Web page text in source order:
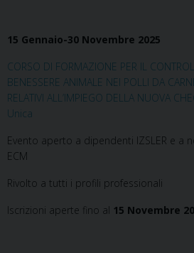
15 Gennaio-30 Novembre 2025
CORSO DI FORMAZIONE PER IL
BENESSERE ANIMALE NEI POLLI DA
RELATIVI ALL’IMPIEGO DELLA NUOVA
Unica
Evento aperto a dipendenti IZSLER e a
ECM
Rivolto a tutti i profili professionali
Iscrizioni aperte fino al 15 Novembre